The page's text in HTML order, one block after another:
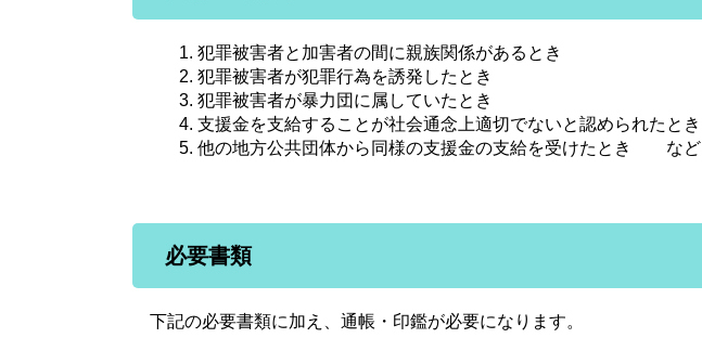
犯罪被害者と加害者の間に親族関係があるとき
犯罪被害者が犯罪行為を誘発したとき
犯罪被害者が暴力団に属していたとき
支援金を支給することが社会通念上適切でないと認められたとき
他の地方公共団体から同様の支援金の支給を受けたとき など
必要書類
下記の必要書類に加え、通帳・印鑑が必要になります。